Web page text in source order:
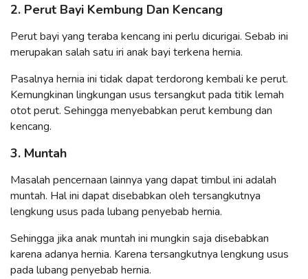
2. Perut Bayi Kembung Dan Kencang
Perut bayi yang teraba kencang ini perlu dicurigai. Sebab ini
merupakan salah satu iri anak bayi terkena hernia.
Pasalnya hernia ini tidak dapat terdorong kembali ke perut.
Kemungkinan lingkungan usus tersangkut pada titik lemah
otot perut. Sehingga menyebabkan perut kembung dan
kencang.
3. Muntah
Masalah pencernaan lainnya yang dapat timbul ini adalah
muntah. Hal ini dapat disebabkan oleh tersangkutnya
lengkung usus pada lubang penyebab hernia.
Sehingga jika anak muntah ini mungkin saja disebabkan
karena adanya hernia. Karena tersangkutnya lengkung usus
pada lubang penyebab hernia.